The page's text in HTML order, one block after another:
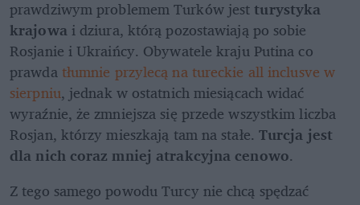
prawdziwym problemem Turków jest turystyka
krajowa i dziura, którą pozostawiają po sobie
Rosjanie i Ukraińcy. Obywatele kraju Putina co
prawda tłumnie przylecą na tureckie all inclusve w
sierpniu, jednak w ostatnich miesiącach widać
wyraźnie, że zmniejsza się przede wszystkim liczba
Rosjan, którzy mieszkają tam na stałe. Turcja jest
dla nich coraz mniej atrakcyjna cenowo.
Z tego samego powodu Turcy nie chcą spędzać